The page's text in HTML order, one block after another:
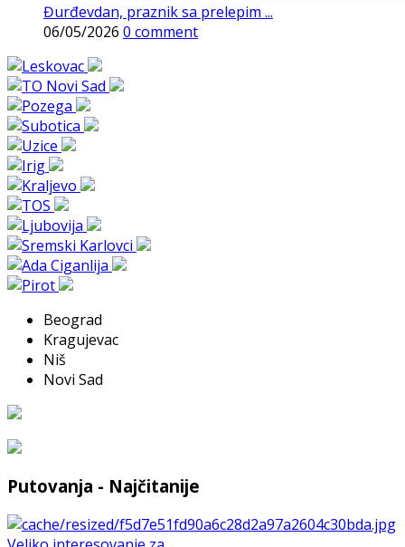
Đurđevdan, praznik sa prelepim ...
06/05/2026 0 comment
Beograd
Kragujevac
Niš
Novi Sad
Putovanja - Najčitanije